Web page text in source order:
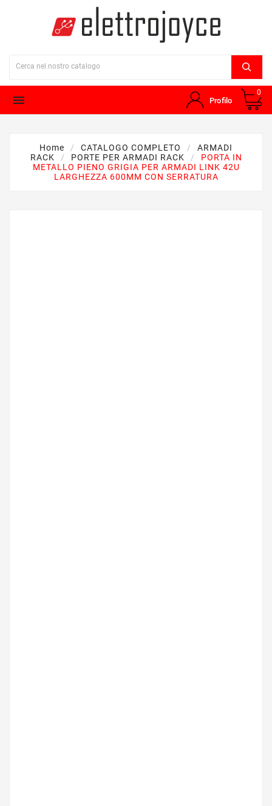
 Profilo
0
Home CATALOGO COMPLETO
ARMADI
RACK
PORTE PER ARMADI RACK
PORTA IN
METALLO PIENO GRIGIA PER ARMADI LINK 42U
LARGHEZZA 600MM CON SERRATURA